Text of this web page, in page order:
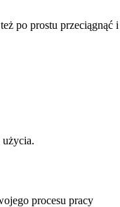
prostu przeciągnąć i
procesu pracy